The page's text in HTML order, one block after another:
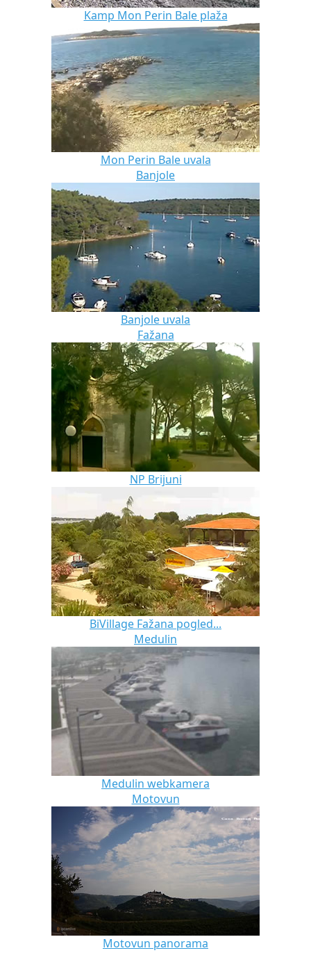
Kamp Mon Perin Bale plaža
Mon Perin Bale uvala
Banjole
Banjole uvala
Fažana
NP Brijuni
BiVillage Fažana pogled...
Medulin
Medulin webkamera
Motovun
Motovun panorama